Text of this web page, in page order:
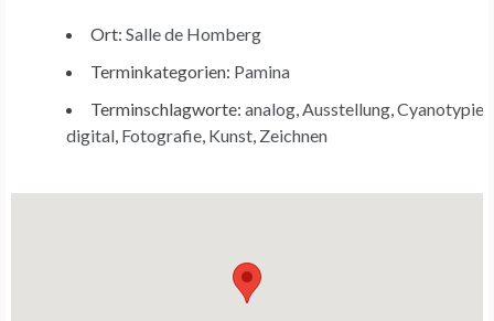
Ort: Salle de Homberg
Terminkategorien: Pamina
Terminschlagworte: analog,Ausstellung,Cyanotypie
digital, Fotografie, Kunst, Zeichnen